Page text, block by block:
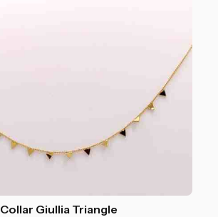
Collar Giullia Triangle